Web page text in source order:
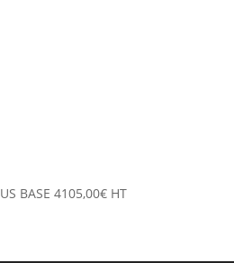
BASE 4105,00€ HT